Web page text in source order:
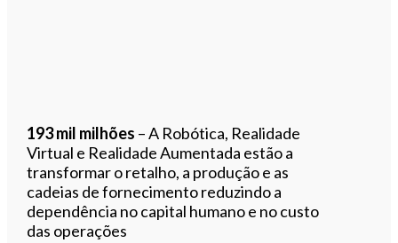
193 mil milhões – A Robótica, Realidade
Virtual e Realidade Aumentada estão a
transformar o retalho, a produção e as
cadeias de fornecimento reduzindo a
dependência no capital humano e no custo
das operações